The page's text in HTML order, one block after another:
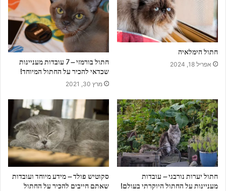
חתול הימלאיה
אפריל 18, 2024
חתול בורמזי – 7 עובדות מעניינות
שכדאי להכיר על החתול המיוחד!
מרץ 30, 2021
חתול יערות נורבגי – עובדות
מעניינות על החתול היוקרתי בעולם!
סקוטיש פולד – מידע מיוחד ועובדות
שאתם חייבים להכיר על החתול